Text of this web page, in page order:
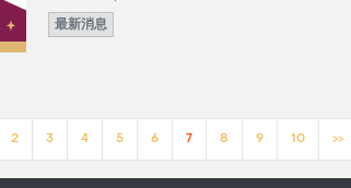
最新消息
2 3 4 5 6 7 8 9 10 >>